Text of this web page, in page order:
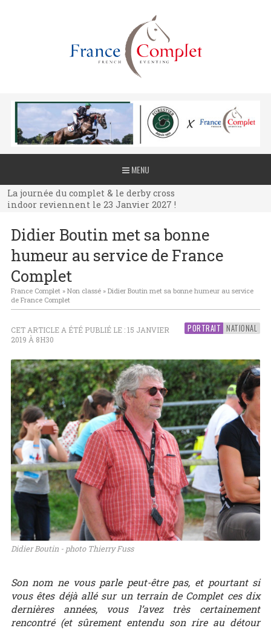
MENU
La journée du complet & le derby cross
indoor reviennent le 23 Janvier 2027 !
La journée du complet & le derby cross
indoor reviennent le 23 Janvier 2027 !
indoor reviennent le 23 Janvier 2027 !
Didier Boutin met sa bonne
humeur au service de France
Complet
France Complet» Non classé» Didier Boutin met sa bonne humeur au service
de France Complet
PORTRAIT NATIONAL
CET ARTICLE A ÉTÉ PUBLIÉ LE : 15 JANVIER
2019 À 8H30
Didier Boutin - photo Thierry Fuss
Son nom ne vous parle peut-être pas, et pourtant si
vous êtes déjà allé sur un terrain de Complet ces dix
dernières années, vous l’avez très certainement
rencontré (et sûrement entendu son rire au détour